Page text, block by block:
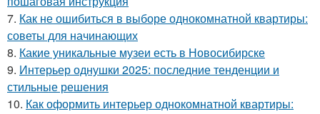
7. Как не ошибиться в выборе однокомнатной квартиры:
советы для начинающих
8. Какие уникальные музеи есть в Новосибирске
9. Интерьер однушки 2025: последние тенденции и
стильные решения
10. Как оформить интерьер однокомнатной квартиры: